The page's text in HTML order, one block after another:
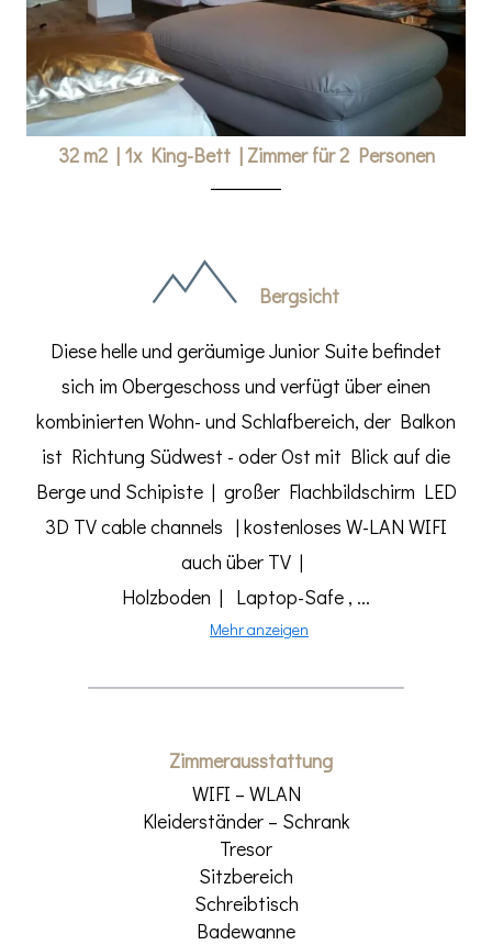
32 m2 | 1x King-Bett | Zimmer für 2 Personen
Bergsicht
Diese helle und geräumige Junior Suite befindet
sich im Obergeschoss und verfügt über einen
kombinierten Wohn- und Schlafbereich, der Balkon
ist Richtung Südwest - oder Ost mit Blick auf die
Berge und Schipiste | großer Flachbildschirm LED
3D TV cable channels | kostenloses W-LAN WIFI
auch über TV |
Holzboden | Laptop-Safe , ...
Mehr anzeigen
Zimmerausstattung
WIFI – WLAN
Kleiderständer – Schrank
Tresor
Sitzbereich
Schreibtisch
Badewanne